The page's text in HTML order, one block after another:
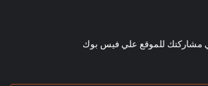
مشاركتك للموقع علي فيس بوك